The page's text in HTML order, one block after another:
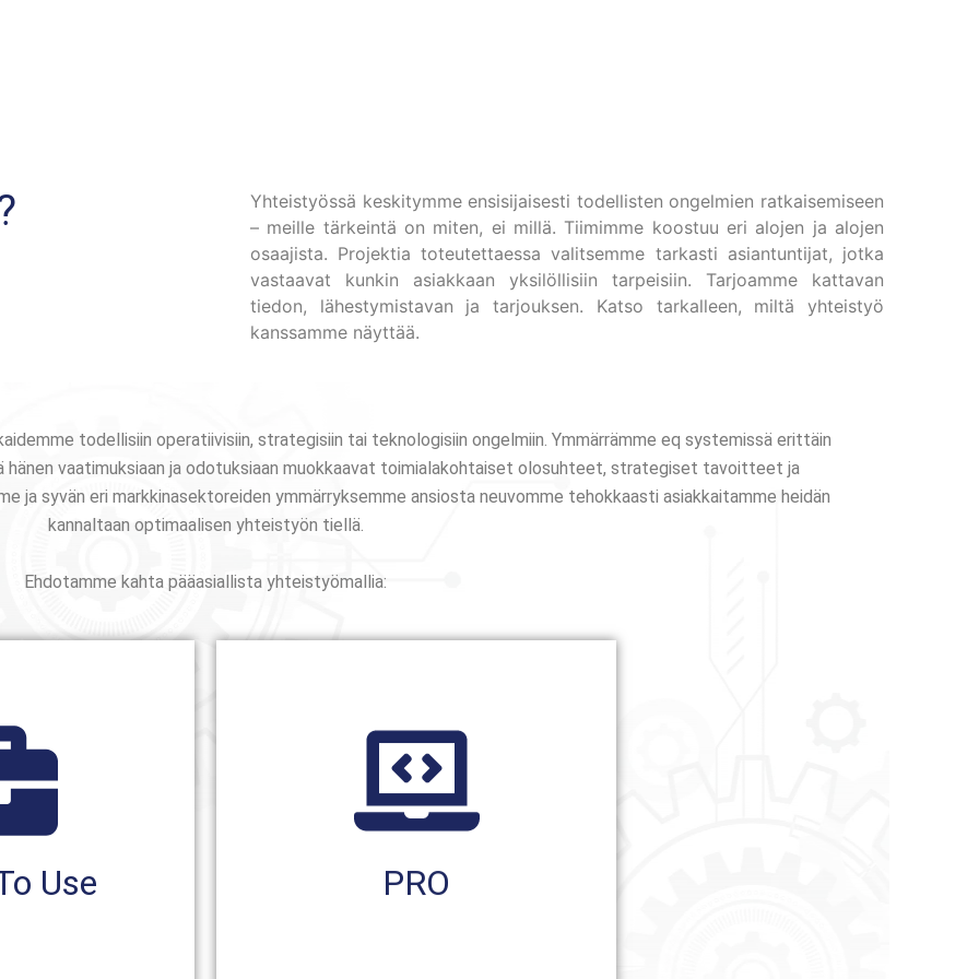
Yhteistyössä keskitymme ensisijaisesti todellisten ongelmien ratkaisemiseen
– meille tärkeintä on miten, ei millä. Tiimimme koostuu eri alojen ja alojen
osaajista. Projektia toteutettaessa valitsemme tarkasti asiantuntijat, jotka
vastaavat kunkin asiakkaan yksilöllisiin tarpeisiin. Tarjoamme kattavan
tiedon, lähestymistavan ja tarjouksen. Katso tarkalleen, miltä yhteistyö
kanssamme näyttää.
todellisiin operatiivisiin, strategisiin tai teknologisiin ongelmiin. Ymmärrämme eq systemissä erittäin
hänen vaatimuksiaan ja odotuksiaan muokkaavat toimialakohtaiset olosuhteet, strategiset tavoitteet ja
ja syvän eri markkinasektoreiden ymmärryksemme ansiosta neuvomme tehokkaasti asiakkaitamme heidän
kannaltaan optimaalisen yhteistyön tiellä.
Ehdotamme kahta pääasiallista yhteistyömallia:
Usejotta
lyhyessä
PRO
toteutusstrategia, jossa
käytetään kokonaisvaltaista
huomioon kaikki organisaation
näkökohdat.
Lisää